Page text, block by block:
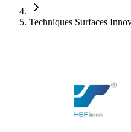
Techniques Surfaces